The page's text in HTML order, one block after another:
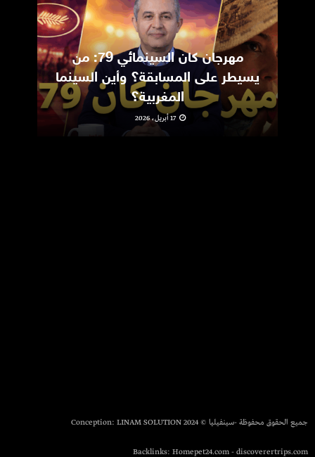
مهرجان كان السينمائي 79: من
يسيطر على المسابقة؟ وأين السينما
المغربية؟
17 أبريل، 2026
جميع الحقوق محفوظة -سينفيليا © 2024 Conception: LINAM SOLUTION
Backlinks: Homepet24.com - discoverertrips.com